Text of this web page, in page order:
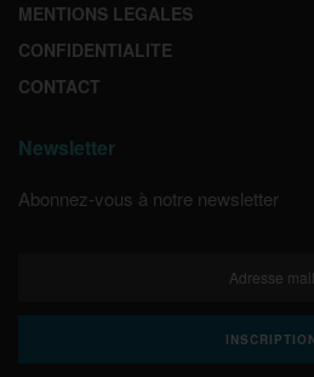
MENTIONS LEGALES
CONFIDENTIALITE
CONTACT
Newsletter
Abonnez-vous à notre newsletter